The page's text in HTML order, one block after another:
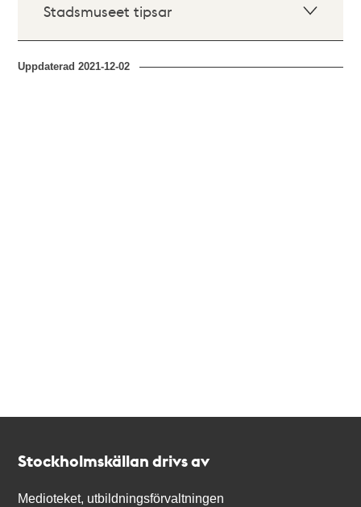
Stadsmuseet tipsar
Uppdaterad2021-12-02
Stockholmskällan drivs av
Medioteket, utbildningsförvaltningen